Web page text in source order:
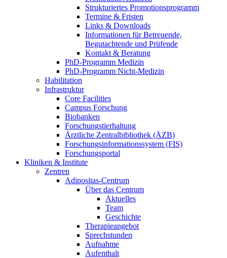
Strukturiertes Promotionsprogramm
Termine & Fristen
Links & Downloads
Informationen für Betreuende,
Begutachtende und Prüfende
Kontakt & Beratung
PhD-Programm Medizin
PhD-Programm Nicht-Medizin
Habilitation
Infrastruktur
Core Facilities
Campus Forschung
Biobanken
Forschungstierhaltung
Ärztliche Zentralbibliothek (ÄZB)
Forschungsinformationssystem (FIS)
Forschungsportal
Kliniken & Institute
Zentren
Adipositas-Centrum
Über das Centrum
Aktuelles
Team
Geschichte
Therapieangebot
Sprechstunden
Aufnahme
Aufenthalt